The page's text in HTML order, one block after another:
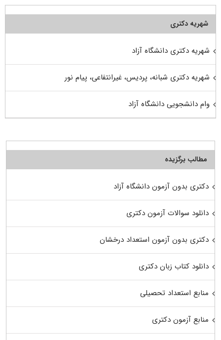
شهریه دکتری
شهریه دکتری دانشگاه آزاد
شهریه دکتری شبانه، پردیس، غیرانتفاعی، پیام نور
وام دانشجویی دانشگاه آزاد
مطالب برگزیده
دکتری بدون آزمون دانشگاه آزاد
دانلود سوالات آزمون دکتری
دکتری بدون آزمون استعداد درخشان
دانلود کتاب زبان دکتری
منابع استعداد تحصیلی
منابع آزمون دکتری